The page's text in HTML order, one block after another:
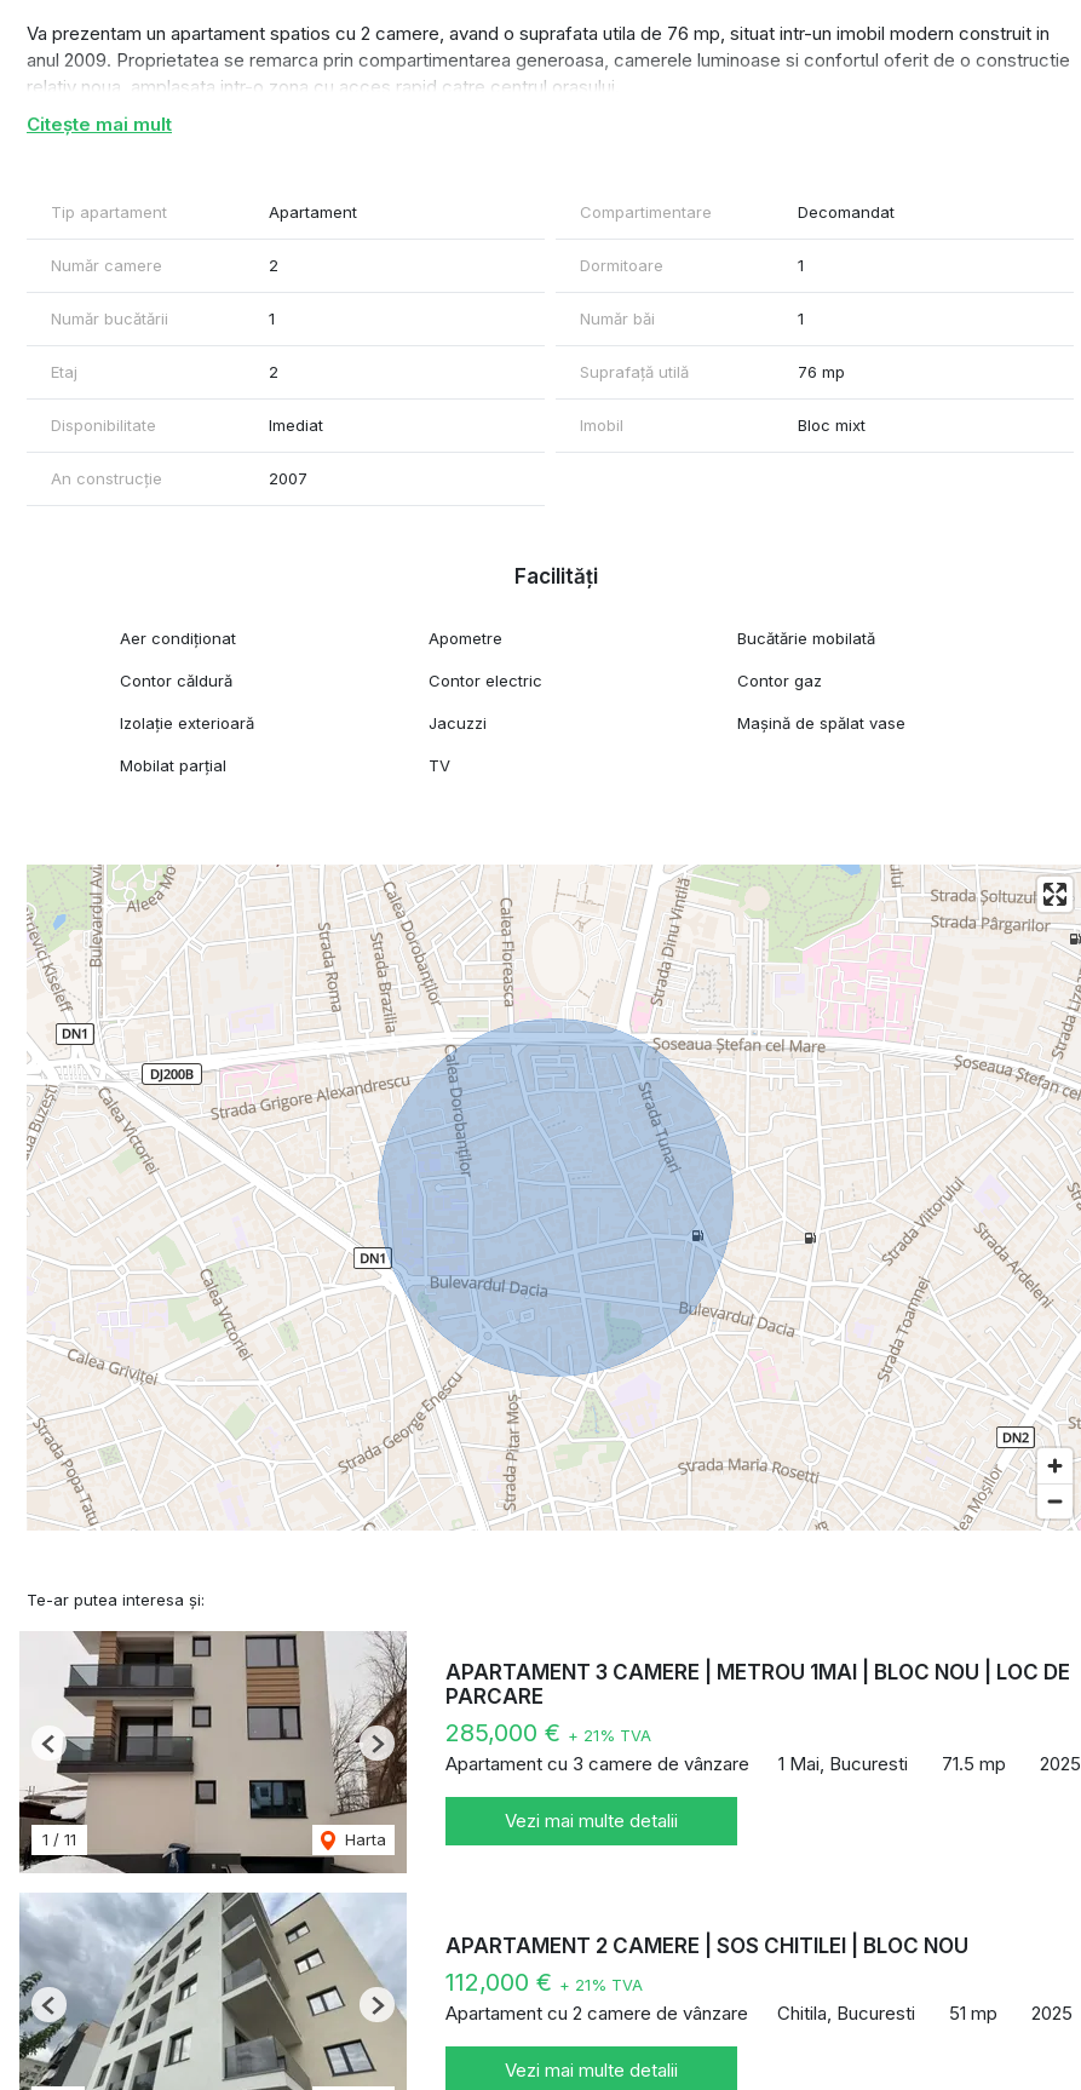
Va prezentam un apartament spatios cu 2 camere, avand o suprafata utila de 76 mp, situat intr-un imobil modern construit in
anul 2009. Proprietatea se remarca prin compartimentarea generoasa, camerele luminoase si confortul oferit de o constructie
relativ noua, amplasata intr-o zona cu acces rapid catre centrul orasului.
Locatia reprezinta unul dintre principalele avantaje ale acestui apartament, fiind situat in zona Polona, aproape de restaurante,
Datorita suprafetei generoase, a amplasarii excelente si a potentialului ridicat de valorificare, proprietatea reprezinta o alegere
Citește mai mult
Tip apartament Apartament Compartimentare Decomandat
Număr camere 2 Dormitoare 1
Număr bucătării 1 Număr băi 1
Etaj 2 Suprafață utilă 76 mp
Disponibilitate Imediat Imobil Bloc mixt
An construcție 2007
Facilități
Aer condiționat Apometre Bucătărie mobilată
Contor căldură Contor electric Contor gaz
Izolație exterioară Jacuzzi Mașină de spălat vase
Mobilat parțial TV
Te-ar putea interesa și:
1 / 11 Harta
Previous Next
APARTAMENT 3 CAMERE | METROU 1MAI | BLOC NOU | LOC DE
PARCARE
285,000 € + 21% TVA
Apartament cu 3 camere de vânzare 1 Mai, Bucuresti 71.5 mp 2025
Vezi mai multe detalii
Previous Next
APARTAMENT 2 CAMERE | SOS CHITILEI | BLOC NOU
112,000 € + 21% TVA
Apartament cu 2 camere de vânzare Chitila, Bucuresti 51 mp 2025
Vezi mai multe detalii